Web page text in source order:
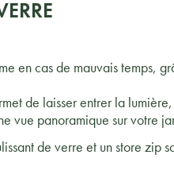
en cas de mauvais temps,
de laisser entrer la
vue panoramique sur votre
de verre et un store zip